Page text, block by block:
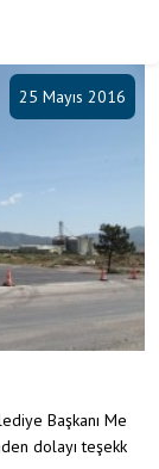
25 Mayıs 2016
Başkanı Me
dolayı teşekk